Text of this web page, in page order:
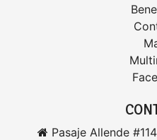
Pasaje Allende